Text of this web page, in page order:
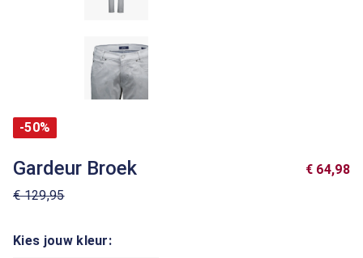
-50%
Gardeur Broek
€ 129,95
€ 64,98
Kies jouw kleur: